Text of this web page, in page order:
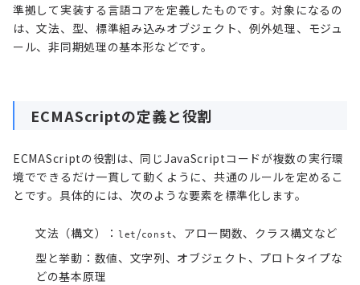
準拠して実装する言語コアを定義したものです。対象になるの
は、文法、型、標準組み込みオブジェクト、例外処理、モジュ
ール、非同期処理の基本形などです。
ECMAScriptの定義と役割
ECMAScriptの役割は、同じJavaScriptコードが複数の実行環
境でできるだけ一貫して動くように、共通のルールを定めるこ
とです。具体的には、次のような要素を標準化します。
文法（構文）： let /const、アロー関数、クラス構文など
型と挙動：数値、文字列、オブジェクト、プロトタイプな
どの基本原理